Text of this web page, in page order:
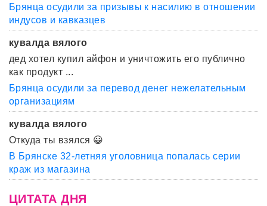
Брянца осудили за призывы к насилию в отношении
индусов и кавказцев
кувалда вялого
дед хотел купил айфон и уничтожить его публично
как продукт ...
Брянца осудили за перевод денег нежелательным
организациям
кувалда вялого
Откуда ты взялся 😀
В Брянске 32-летняя уголовница попалась серии
краж из магазина
ЦИТАТА ДНЯ